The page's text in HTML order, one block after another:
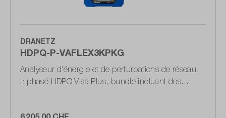
DRANETZ
HDPQ-P-VAFLEX3KPKG
Analyseur d'énergie et de perturbations de réseau
triphasé HDPQ Visa Plus, bundle incluant des